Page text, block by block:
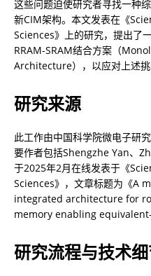
这些问题迫使研究者寻找一种
新CIM架构。本文发表在《
Sciences》上的研究，提出了
RRAM-SRAM结合方案（
Architecture），以应对上述挑
研究来源
此工作由中国科学院微电子研
要作者包括Shengzhe Yan、
于2025年2月在线发表于《
Sciences》，文章标题为《A
integrated architecture for
memory enabling
研究流程与技术